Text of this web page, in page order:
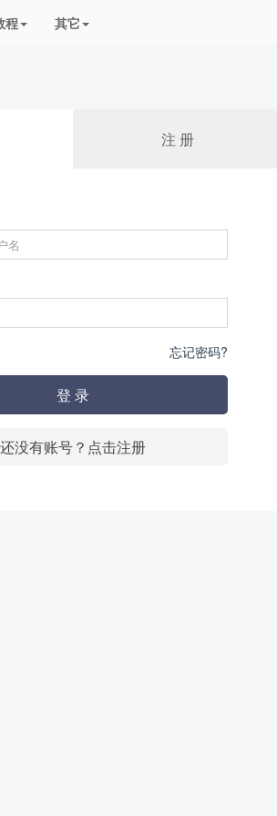
图文教程
注 册
忘记密码?
登 录
还没有账号？点击注册